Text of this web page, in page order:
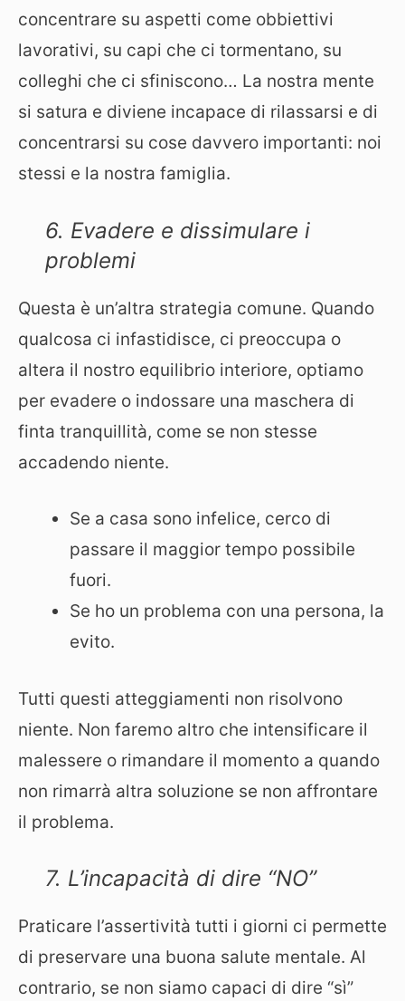
concentrare su aspetti come obbiettivi
lavorativi, su capi che ci tormentano, su
colleghi che ci sfiniscono… La nostra mente
si satura e diviene incapace di rilassarsi e di
concentrarsi su cose davvero importanti: noi
stessi e la nostra famiglia.
6. Evadere e dissimulare i
problemi
Questa è un’altra strategia comune. Quando
qualcosa ci infastidisce, ci preoccupa o
altera il nostro equilibrio interiore, optiamo
per evadere o indossare una maschera di
finta tranquillità, come se non stesse
accadendo niente.
Se a casa sono infelice, cerco di
passare il maggior tempo possibile
fuori.
Se ho un problema con una persona, la
evito.
Tutti questi atteggiamenti non risolvono
niente. Non faremo altro che intensificare il
malessere o rimandare il momento a quando
non rimarrà altra soluzione se non affrontare
il problema.
7. L’incapacità di dire “NO”
Praticare l’assertività tutti i giorni ci permette
di preservare una buona salute mentale. Al
contrario, se non siamo capaci di dire “sì”